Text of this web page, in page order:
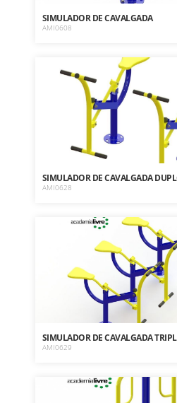
SIMULADOR DE CAVALGADA
AMI0608
SIMULADOR DE CAVALGADA
AMI0628
SIMULADOR DE CAVALGADA
AMI0629